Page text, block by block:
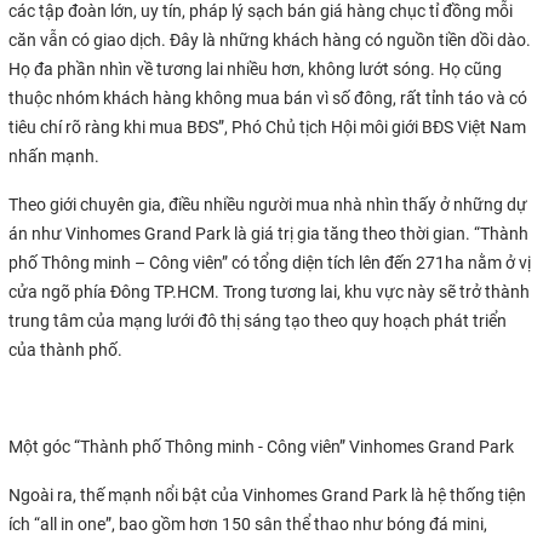
các tập đoàn lớn, uy tín, pháp lý sạch bán giá hàng chục tỉ đồng mỗi
căn vẫn có giao dịch. Đây là những khách hàng có nguồn tiền dồi dào.
Họ đa phần nhìn về tương lai nhiều hơn, không lướt sóng. Họ cũng
thuộc nhóm khách hàng không mua bán vì số đông, rất tỉnh táo và có
tiêu chí rõ ràng khi mua BĐS”, Phó Chủ tịch Hội môi giới BĐS Việt Nam
nhấn mạnh.
Theo giới chuyên gia, điều nhiều người mua nhà nhìn thấy ở những dự
án như Vinhomes Grand Park là giá trị gia tăng theo thời gian. “Thành
phố Thông minh – Công viên” có tổng diện tích lên đến 271ha nằm ở vị
cửa ngõ phía Đông TP.HCM. Trong tương lai, khu vực này sẽ trở thành
trung tâm của mạng lưới đô thị sáng tạo theo quy hoạch phát triển
của thành phố.
Một góc “Thành phố Thông minh - Công viên” Vinhomes Grand Park
Ngoài ra, thế mạnh nổi bật của Vinhomes Grand Park là hệ thống tiện
ích “all in one”, bao gồm hơn 150 sân thể thao như bóng đá mini,